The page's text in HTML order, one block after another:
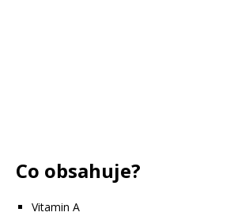
Co obsahuje?
Vitamin A